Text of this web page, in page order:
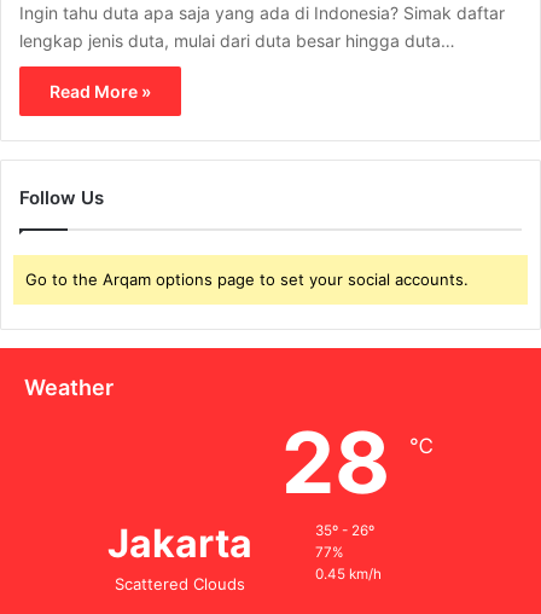
Ingin tahu duta apa saja yang ada di Indonesia? Simak daftar
lengkap jenis duta, mulai dari duta besar hingga duta…
Read More »
Follow Us
Go to the Arqam options page to set your social accounts.
Weather
Jakarta
Scattered Clouds
28 ℃
35º - 26º
77%
0.45 km/h